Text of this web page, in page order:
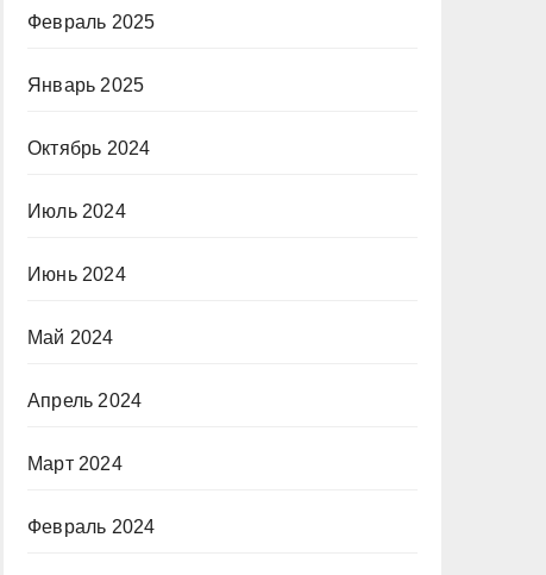
Февраль 2025
Январь 2025
Октябрь 2024
Июль 2024
Июнь 2024
Май 2024
Апрель 2024
Март 2024
Февраль 2024